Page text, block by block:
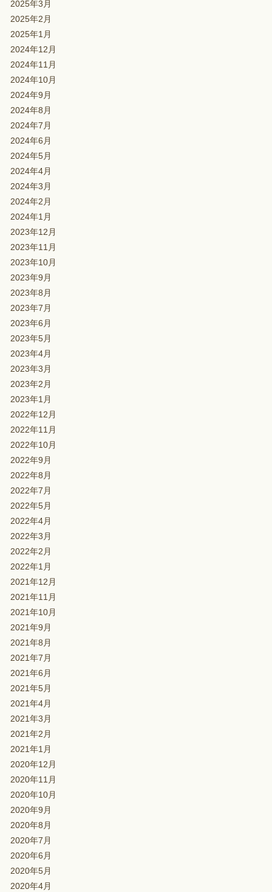
2025年3月
2025年2月
2025年1月
2024年12月
2024年11月
2024年10月
2024年9月
2024年8月
2024年7月
2024年6月
2024年5月
2024年4月
2024年3月
2024年2月
2024年1月
2023年12月
2023年11月
2023年10月
2023年9月
2023年8月
2023年7月
2023年6月
2023年5月
2023年4月
2023年3月
2023年2月
2023年1月
2022年12月
2022年11月
2022年10月
2022年9月
2022年8月
2022年7月
2022年5月
2022年4月
2022年3月
2022年2月
2022年1月
2021年12月
2021年11月
2021年10月
2021年9月
2021年8月
2021年7月
2021年6月
2021年5月
2021年4月
2021年3月
2021年2月
2021年1月
2020年12月
2020年11月
2020年10月
2020年9月
2020年8月
2020年7月
2020年6月
2020年5月
2020年4月